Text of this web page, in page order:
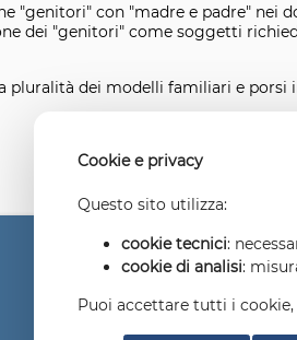
Cookie e privacy
Questo sito utilizza:
cookie tecnici:
cookie di analisi:
Puoi accettare tutti i
"genitori" con "madre e padre" nei
dei "genitori" come soggetti
pluralità dei modelli familiari e porsi